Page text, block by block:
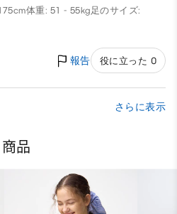
体重: 51 - 55kg足のサイズ:
報告 役に立った 0
さらに表示
品